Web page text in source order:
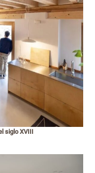
siglo XVIII